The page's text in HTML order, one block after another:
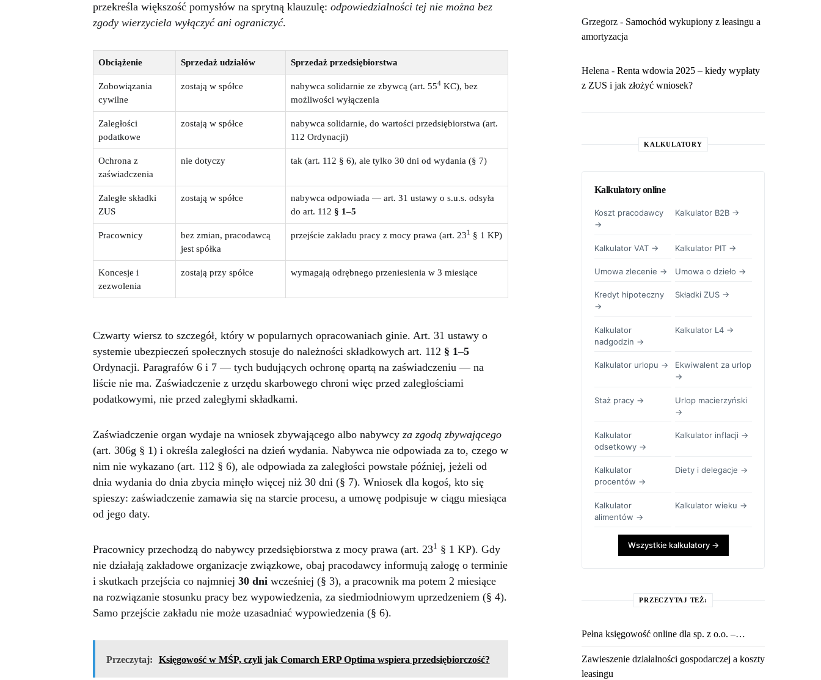
przekreśla większość pomysłów na sprytną klauzulę: odpowiedzialności tej nie można bez
zgody wierzyciela wyłączyć ani ograniczyć.
Obciążenie Sprzedaż udziałów Sprzedaż przedsiębiorstwa
Zobowiązania
cywilne
zostają w spółce nabywca solidarnie ze zbywcą (art. 554 KC), bez
możliwości wyłączenia
Zaległości
podatkowe
zostają w spółce
nabywca solidarnie, do wartości przedsiębiorstwa (art.
112 Ordynacji)
Ochrona z
zaświadczenia
nie dotyczy tak (art. 112 § 6), ale tylko 30 dni od wydania (§ 7)
Zaległe składki
ZUS
zostają w spółce
nabywca odpowiada — art. 31 ustawy o s.u.s. odsyła
do art. 112 § 1–5
Pracownicy
bez zmian, pracodawcą
jest spółka
przejście zakładu pracy z mocy prawa (art. 231 § 1 KP)
Koncesje i
zezwolenia
zostają przy spółce wymagają odrębnego przeniesienia w 3 miesiące
Czwarty wiersz to szczegół, który w popularnych opracowaniach ginie. Art. 31 ustawy o
systemie ubezpieczeń społecznych stosuje do należności składkowych art. 112 § 1–5
Ordynacji. Paragrafów 6 i 7 — tych budujących ochronę opartą na zaświadczeniu — na
liście nie ma. Zaświadczenie z urzędu skarbowego chroni więc przed zaległościami
podatkowymi, nie przed zaległymi składkami.
Zaświadczenie organ wydaje na wniosek zbywającego albo nabywcy za zgodą zbywającego
(art. 306g § 1) i określa zaległości na dzień wydania. Nabywca nie odpowiada za to, czego w
nim nie wykazano (art. 112 § 6), ale odpowiada za zaległości powstałe później, jeżeli od
dnia wydania do dnia zbycia minęło więcej niż 30 dni (§ 7). Wniosek dla kogoś, kto się
spieszy: zaświadczenie zamawia się na starcie procesu, a umowę podpisuje w ciągu miesiąca
od jego daty.
Pracownicy przechodzą do nabywcy przedsiębiorstwa z mocy prawa (art. 231 § 1 KP). Gdy
nie działają zakładowe organizacje związkowe, obaj pracodawcy informują załogę o terminie
i skutkach przejścia co najmniej 30 dni wcześniej (§ 3), a pracownik ma potem 2 miesiące
na rozwiązanie stosunku pracy bez wypowiedzenia, za siedmiodniowym uprzedzeniem (§ 4).
Samo przejście zakładu nie może uzasadniać wypowiedzenia (§ 6).
Przeczytaj: Księgowość w MŚP, czyli jak Comarch ERP Optima wspiera przedsiębiorczość?
Grzegorz - Samochód wykupiony z leasingu a
amortyzacja
Helena - Renta wdowia 2025 – kiedy wypłaty
z ZUS i jak złożyć wniosek?
KALKULATORY
Kalkulatory online
Koszt pracodawcy
→
Kalkulator B2B →
Kalkulator VAT → Kalkulator PIT →
Umowa zlecenie → Umowa o dzieło →
Kredyt hipoteczny
→
Składki ZUS →
Kalkulator
nadgodzin →
Kalkulator L4 →
Kalkulator urlopu →
Ekwiwalent za urlop
→
Staż pracy →
Urlop macierzyński
→
Kalkulator
odsetkowy →
Kalkulator inflacji →
Kalkulator
procentów →
Diety i delegacje →
Kalkulator
alimentów →
Kalkulator wieku →
Wszystkie kalkulatory →
PRZECZYTAJ TEŻ:
Pełna księgowość online dla sp. z o.o. –…
Zawieszenie działalności gospodarczej a koszty
leasingu